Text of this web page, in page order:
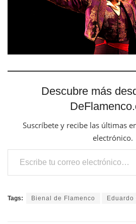
Descubre más
Suscríbete y recibe las últimas
electrónico.
Escribe tu correo electrónico…
Tags: Bienal de Flamenco Eduardo